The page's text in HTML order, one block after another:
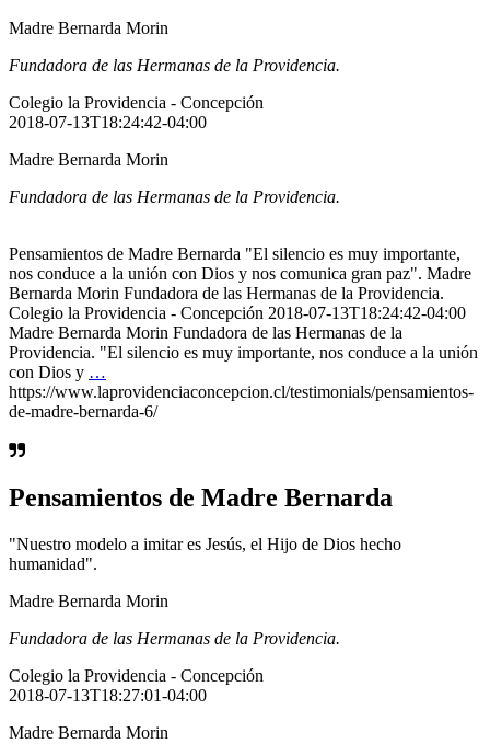
Madre Bernarda Morin
Fundadora de las Hermanas de la Providencia.
Colegio la Providencia - Concepción
2018-07-13T18:24:42-04:00
Madre Bernarda Morin
Fundadora de las Hermanas de la Providencia.
Pensamientos de Madre Bernarda "El silencio es muy importante,
nos conduce a la unión con Dios y nos comunica gran paz". Madre
Bernarda Morin Fundadora de las Hermanas de la Providencia.
Colegio la Providencia - Concepción 2018-07-13T18:24:42-04:00
Madre Bernarda Morin Fundadora de las Hermanas de la
Providencia. "El silencio es muy importante, nos conduce a la unión
con Dios y …
https://www.laprovidenciaconcepcion.cl/testimonials/pensamientos-
de-madre-bernarda-6/
Pensamientos de Madre Bernarda
"Nuestro modelo a imitar es Jesús, el Hijo de Dios hecho
humanidad".
Madre Bernarda Morin
Fundadora de las Hermanas de la Providencia.
Colegio la Providencia - Concepción
2018-07-13T18:27:01-04:00
Madre Bernarda Morin